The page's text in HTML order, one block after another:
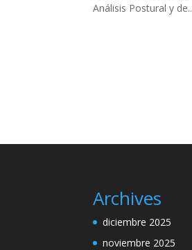
Análisis Postural y
Archives
diciembre 2025
noviembre 2025